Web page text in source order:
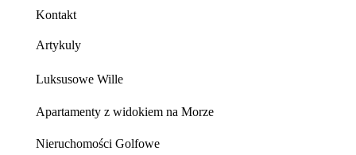
Kontakt
Luksusowe Wille
Apartamenty z widokiem na Morze
Nieruchomości Golfowe
Artykuly